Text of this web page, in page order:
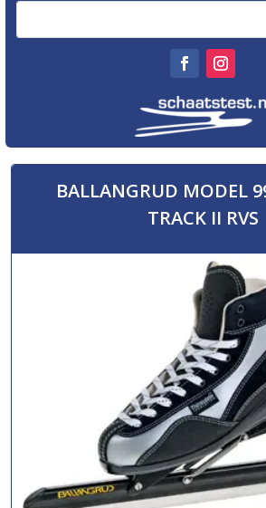
BALLANGRUD MODEL
TRACK II RVS